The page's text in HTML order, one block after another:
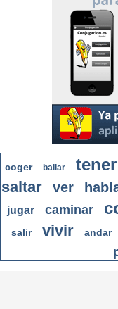
coger bailar tener
saltar
ver
jugar caminar
salir vivir andar